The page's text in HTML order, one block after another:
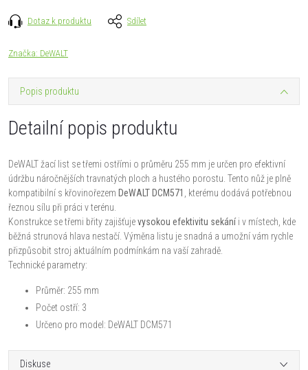
Dotaz k produktu Sdílet
Značka: DeWALT
Popis produktu
Detailní popis produktu
DeWALT žací list se třemi ostřími o průměru 255 mm je určen pro efektivní
údržbu náročnějších travnatých ploch a hustého porostu. Tento nůž je plně
kompatibilní s křovinořezem DeWALT DCM571
, kterému dodává potřebnou
řeznou sílu při práci v terénu.
Konstrukce se třemi břity zajišťujevysokou efektivitu sekáníi v místech, kde
běžná strunová hlava nestačí. Výměna listu je snadná a umožní vám rychle
přizpůsobit stroj aktuálním podmínkám na vaší zahradě.
Technické parametry:
Průměr: 255 mm
Počet ostří: 3
Určeno pro model: DeWALT DCM571
Diskuse